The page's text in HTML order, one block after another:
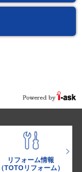
リフォーム情報
（TOTOリフォーム）